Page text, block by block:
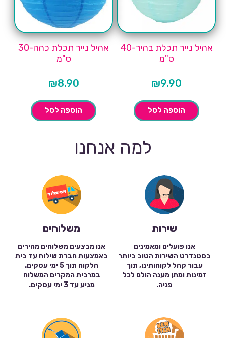
אהיל נייר תכלת בהיר-40
ס"מ
₪9.90
הוספה לסל
אהיל נייר תכלת כהה-30
ס"מ
₪8.90
הוספה לסל
למה אנחנו
שירות
אנו פועלים ומאמינים
בסטנדרט השירות הטוב ביותר
עבור קהל לקוחותינו, תוך
זמינות ומתן מענה הולם לכל
פניה.
משלוחים
אנו מבצעים משלוחים מהירים
באמצעות חברת שילוח עד בית
הלקוח תוך 5 ימי עסקים.
במרבית המקרים המשלוח
מגיע עד 3 ימי עסקים.